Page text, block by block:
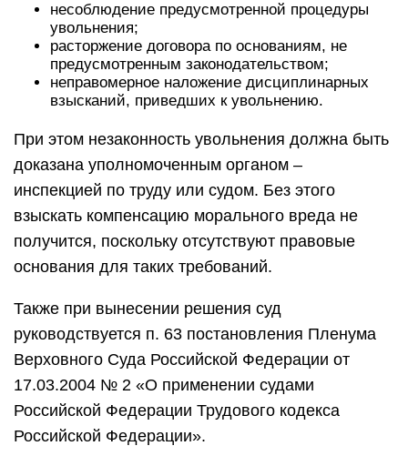
несоблюдение предусмотренной процедуры
увольнения;
расторжение договора по основаниям, не
предусмотренным законодательством;
неправомерное наложение дисциплинарных
взысканий, приведших к увольнению.
При этом незаконность увольнения должна быть
доказана уполномоченным органом –
инспекцией по труду или судом. Без этого
взыскать компенсацию морального вреда не
получится, поскольку отсутствуют правовые
основания для таких требований.
Также при вынесении решения суд
руководствуется п. 63 постановления Пленума
Верховного Суда Российской Федерации от
17.03.2004 № 2 «О применении судами
Российской Федерации Трудового кодекса
Российской Федерации».